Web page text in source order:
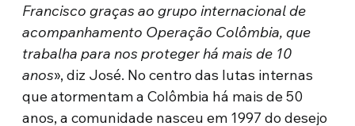
Francisco graças ao grupo internacional de
acompanhamento Operação Colômbia, que
trabalha para nos proteger há mais de 10
anos», diz José. No centro das lutas internas
que atormentam a Colômbia há mais de 50
anos, a comunidade nasceu em 1997 do desejo